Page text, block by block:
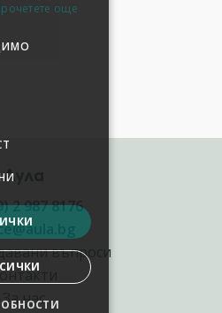
Аула
2 987 8176
въпроси
За нас
още